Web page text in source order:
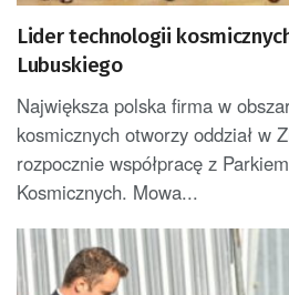
Lider technologii
Lubuskiego
Największa polska firma w
kosmicznych otworzy oddział w
rozpocznie współpracę z
Kosmicznych. Mowa...